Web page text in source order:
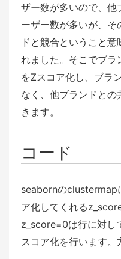
ザー数が多いので、他
ーザー数が多いが、
ドと競合ということ
れました。そこでブ
をZスコア化し、ブラ
なく、他ブランドと
きます。
コード
seabornのclustermap
ア化してくれる
z_score=0は行に対し
スコア化を行います